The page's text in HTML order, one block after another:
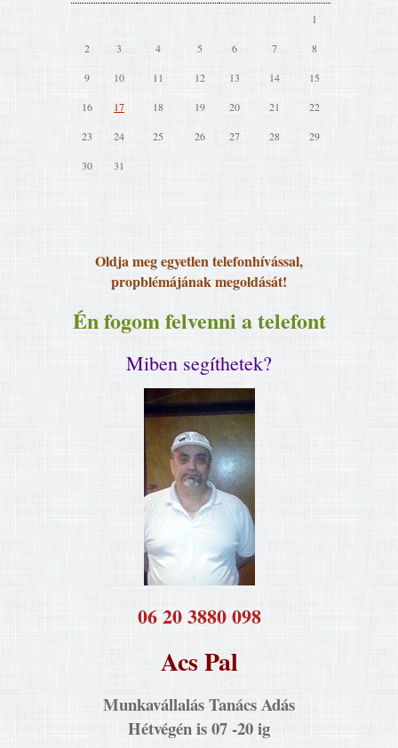
1
2 3 4 5 6 7 8
9 10 11 12 13 14 15
16 17 18 19 20 21 22
23 24 25 26 27 28 29
30 31
Oldja meg egyetlen telefonhívással,
propblémájának megoldását!
Én fogom felvenni a telefont
Miben segíthetek?
​06 20 3880 098
Acs Pal
Munkavállalás Tanács Adás
Hétvégén is 07 -20 ig